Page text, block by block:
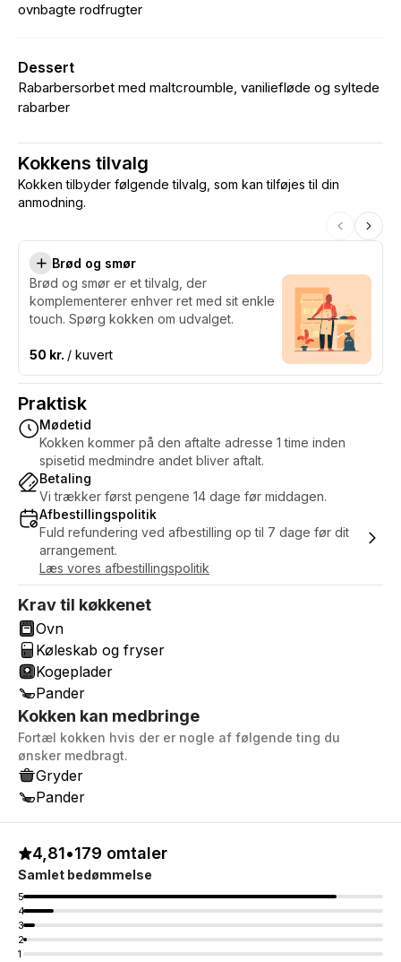
ovnbagte rodfrugter
Dessert
Rabarbersorbet med maltcroumble, vaniliefløde og syltede
rabarber
Kokkens tilvalg
Kokken tilbyder følgende tilvalg, som kan tilføjes til din
anmodning.
Brød og smør
Brød og smør er et tilvalg, der
komplementerer enhver ret med sit enkle
touch. Spørg kokken om udvalget.
50 kr. / kuvert
Praktisk
Mødetid
Kokken kommer på den aftalte adresse 1 time inden
spisetid medmindre andet bliver aftalt.
Betaling
Vi trækker først pengene 14 dage før middagen.
Afbestillingspolitik
Fuld refundering ved afbestilling op til 7 dage før dit
arrangement.
Læs vores afbestillingspolitik
Krav til køkkenet
Ovn
Køleskab og fryser
Kogeplader
Pander
Kokken kan medbringe
Fortæl kokken hvis der er nogle af følgende ting du
ønsker medbragt.
Gryder
Pander
4,81•179 omtaler
Samlet bedømmelse
5
4
3
2
1